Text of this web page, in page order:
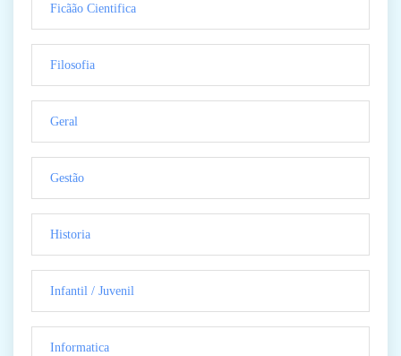
Ficãão Cientifica
Filosofia
Geral
Gestão
Historia
Infantil / Juvenil
Informatica